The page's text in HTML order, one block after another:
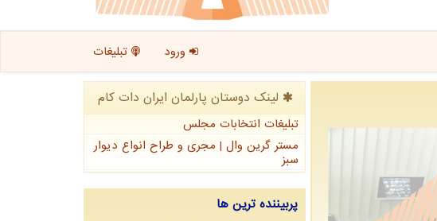
ورود تبلیغات
لینک دوستان پارلمان ایران دات كام
تبلیغات انتخابات مجلس
مستر گرین وال | مجری و طراح انواع دیوار
سبز
پربیننده ترین ها